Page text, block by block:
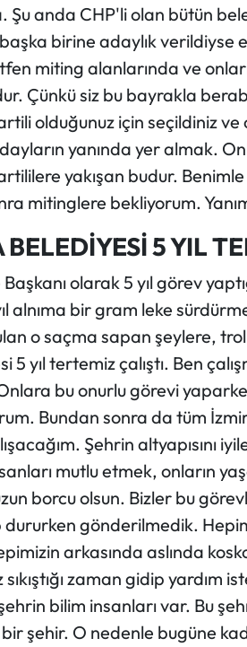
Şu anda CHP'li olan bütün
birine adaylık verildiyse
miting alanlarında ve
Çünkü siz bu bayrakla
olduğunuz için seçildiniz
yanında yer almak.
yakışan budur.
mitinglere bekliyorum.
5 YIL
olarak 5 yıl görev
alnıma bir gram leke
o saçma sapan şeylere,
5 yıl tertemiz çalıştı. Ben
bu onurlu görevi
Bundan sonra da tüm
Şehrin altyapısını
mutlu etmek, onların
borcu olsun. Bizler bu
gönderilmedik.
arkasında aslında
sıkıştığı zaman gidip yardım
bilim insanları var. Bu
şehir. O nedenle bugüne